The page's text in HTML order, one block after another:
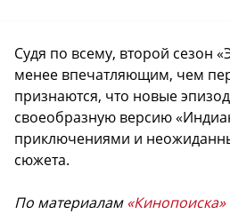
Судя по всему, второй сезон
менее впечатляющим, чем
признаются, что новые
своеобразную версию
приключениями и
сюжета.
По материалам«Кинопоиска»